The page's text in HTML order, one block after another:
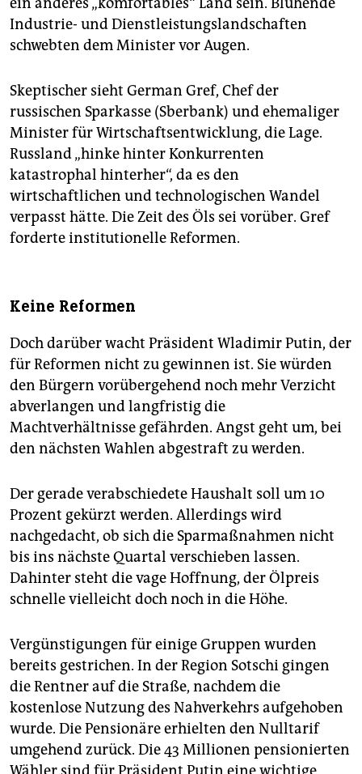
Industrie- und Dienstleistungslandschaften
schwebten dem Minister vor Augen.
Skeptischer sieht German Gref, Chef der
russischen Sparkasse (Sberbank) und ehemaliger
Minister für Wirtschaftsentwicklung, die Lage.
Russland „hinke hinter Konkurrenten
katastrophal hinterher“, da es den
wirtschaftlichen und technologischen Wandel
verpasst hätte. Die Zeit des Öls sei vorüber. Gref
forderte institutionelle Reformen.
Keine Reformen
Doch darüber wacht Präsident Wladimir Putin, der
für Reformen nicht zu gewinnen ist. Sie würden
den Bürgern vorübergehend noch mehr Verzicht
abverlangen und langfristig die
Machtverhältnisse gefährden. Angst geht um, bei
den nächsten Wahlen abgestraft zu werden.
Der gerade verabschiedete Haushalt soll um 10
Prozent gekürzt werden. Allerdings wird
nachgedacht, ob sich die Sparmaßnahmen nicht
bis ins nächste Quartal verschieben lassen.
Dahinter steht die vage Hoffnung, der Ölpreis
schnelle vielleicht doch noch in die Höhe.
Vergünstigungen für einige Gruppen wurden
bereits gestrichen. In der Region Sotschi gingen
die Rentner auf die Straße, nachdem die
kostenlose Nutzung des Nahverkehrs aufgehoben
wurde. Die Pensionäre erhielten den Nulltarif
umgehend zurück. Die 43 Millionen pensionierten